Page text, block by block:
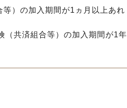
）の加入期間が1ヵ月以上あれ
（共済組合等）の加入期間が1年